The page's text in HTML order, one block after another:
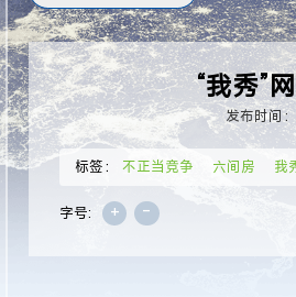
“我秀”
发布时间
标签： 不正当竞争 六间房 我
字号: + -